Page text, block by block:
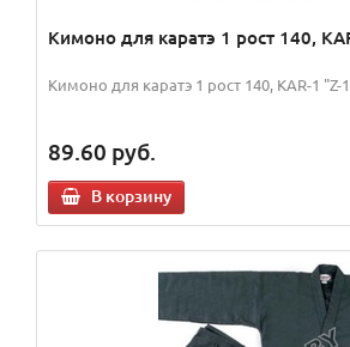
Кимоно для каратэ 1 рост 140,
Кимоно для каратэ 1 рост 140, KAR-1 "Z-
89.60 руб.
В корзину